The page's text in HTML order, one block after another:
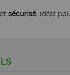
et sécurisé, idéal